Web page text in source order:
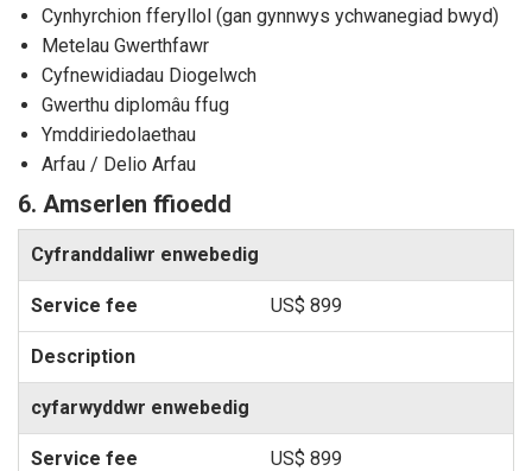
Cynhyrchion fferyllol (gan gynnwys ychwanegiad bwyd)
Metelau Gwerthfawr
Cyfnewidiadau Diogelwch
Gwerthu diplomâu ffug
Ymddiriedolaethau
Arfau / Delio Arfau
6. Amserlen ffioedd
Cyfranddaliwr enwebedig
US$ 899
cyfarwyddwr enwebedig
US$ 899